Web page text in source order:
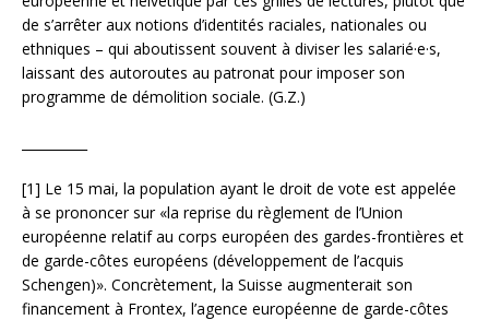
de s’arrêter aux notions d’identités raciales, nationales ou
ethniques – qui aboutissent souvent à diviser les salarié·e·s,
laissant des autoroutes au patronat pour imposer son
programme de démolition sociale. (G.Z.)
[1] Le 15 mai, la population ayant le droit de vote est appelée
à se prononcer sur «la reprise du règlement de l’Union
européenne relatif au corps européen des gardes-frontières et
de garde-côtes européens (développement de l’acquis
Schengen)». Concrètement, la Suisse augmenterait son
financement à Frontex, l’agence européenne de garde-côtes